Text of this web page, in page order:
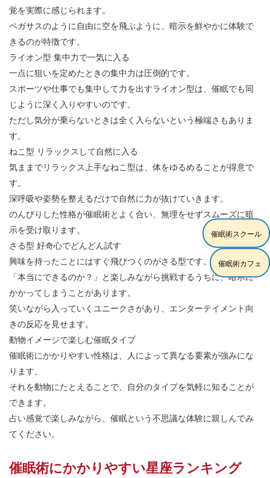
覚を実際に感じられます。
ペガサスのように自由に空を飛ぶように、暗示を鮮やかに体験で
きるのが特徴です。
ライオン型 集中力で一気に入る
一点に狙いを定めたときの集中力は圧倒的です。
スポーツや仕事でも集中して力を出すライオン型は、催眠でも同
じように深く入りやすいのです。
ただし気分が乗らないときは全く入らないという極端さもありま
す。
ねこ型 リラックスして自然に入る
気ままでリラックス上手なねこ型は、体をゆるめることが得意で
す。
深呼吸や姿勢を整えるだけで自然に力が抜けていきます。
のんびりした性格が催眠術とよく合い、無理をせずスムーズに暗
示を受け取ります。
さる型 好奇心でどんどん試す
興味を持ったことにはすぐ飛びつくのがさる型です。
「本当にできるのか？」と楽しみながら挑戦するうちに、暗示に
かかってしまうことがあります。
笑いながら入っていくユニークさがあり、エンターテイメント向
きの反応を見せます。
動物イメージで楽しむ催眠タイプ
催眠術にかかりやすい性格は、人によって異なる要素が強みにな
ります。
それを動物にたとえることで、自分のタイプを気軽に知ることが
できます。
占い感覚で楽しみながら、催眠という不思議な体験に親しんでみ
てください。
催眠術にかかりやすい星座ランキング
催眠術スクール
催眠術カフェ